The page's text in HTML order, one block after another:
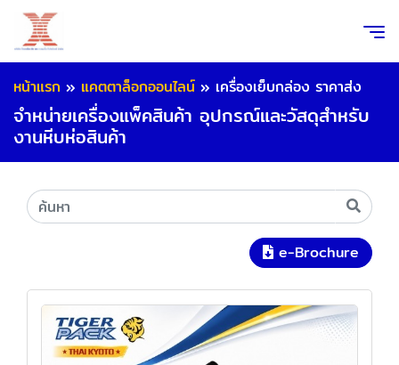
หน้าแรก » แคตตาล็อกออนไลน์ » เครื่องเย็บกล่อง ราคาส่ง
จำหน่ายเครื่องแพ็คสินค้า อุปกรณ์และวัสดุสำหรับ
งานหีบห่อสินค้า
e-Brochure